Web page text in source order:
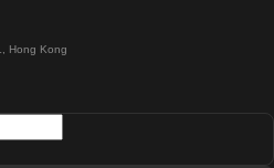
- Мадрид
Hong Kong